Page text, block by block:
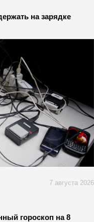
на зарядке
7 августа 2026
гороскоп на 8